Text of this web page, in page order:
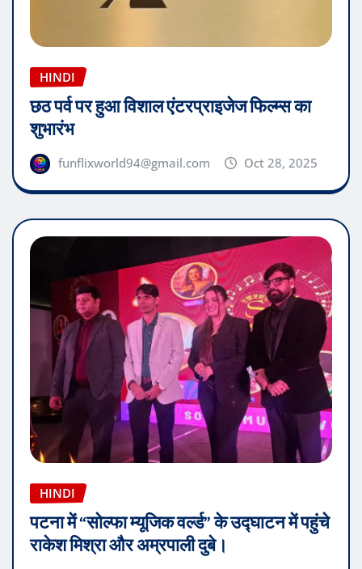
HINDI
छठ पर्व पर हुआ विशाल एंटरप्राइजेज फिल्म्स का
शुभारंभ
funflixworld94@gmail.com Oct 28, 2025
HINDI
पटना में “सोल्फा म्यूजिक वर्ल्ड” के उद्घाटन में पहुंचे
राकेश मिश्रा और अम्रपाली दुबे।